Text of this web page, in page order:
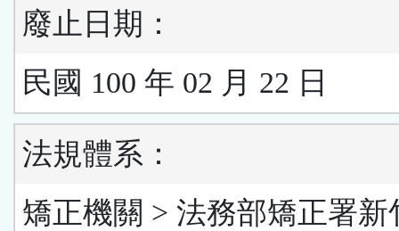
廢止日期：
民國 100 年 02 月 22 日
法規體系：
矯正機關 > 法務部矯正署新